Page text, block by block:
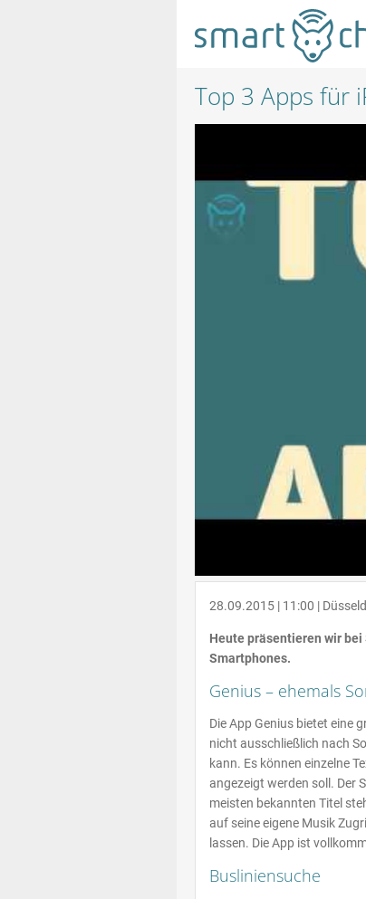
Top 3 Apps für
28.09.2015 | 11:00 |
Heute präsentieren wir bei
Smartphones.
Genius – ehemals
Die App Genius bietet eine
nicht ausschließlich nach
kann. Es können einzelne
angezeigt werden soll. Der
meisten bekannten Titel
auf seine eigene Musik
lassen. Die App ist
Busliniensuche